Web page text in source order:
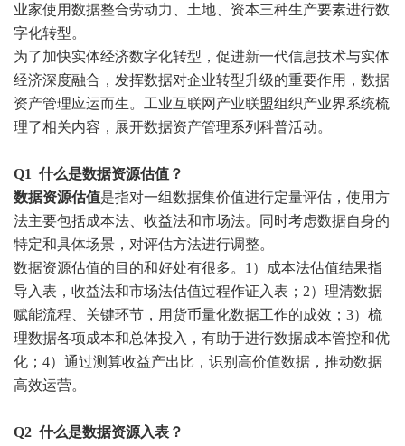
业家使用数据整合劳动力、土地、资本三种生产要素进行数
字化转型。
为了加快实体经济数字化转型，促进新一代信息技术与实体
经济深度融合，发挥数据对企业转型升级的重要作用，数据
资产管理应运而生。 工业互联网产业联盟组织产业界系统梳
理了相关内容，展开数据资产管理系列科普活动。
Q1 什么是数据资源估值？
数据资源估值是指对一组数据集价值进行定量评估，使用方
法主要包括成本法、收益法和市场法。同时考虑数据自身的
特定和具体场景，对评估方法进行调整。
数据资源估值的目的和好处有很多。1）成本法估值结果指
导入表，收益法和市场法估值过程作证入表；2）理清数据
赋能流程、关键环节，用货币量化数据工作的成效；3）梳
理数据各项成本和总体投入，有助于进行数据成本管控和优
化；4）通过测算收益产出比，识别高价值数据，推动数据
高效运营。
Q2 什么是数据资源入表？